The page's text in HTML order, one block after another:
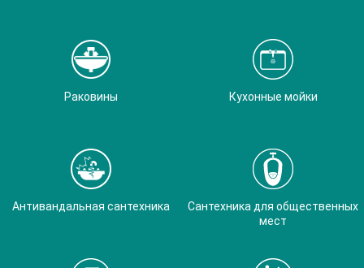
Раковины Кухонные мойки
Антивандальная сантехника
Сантехника для общественных
мест